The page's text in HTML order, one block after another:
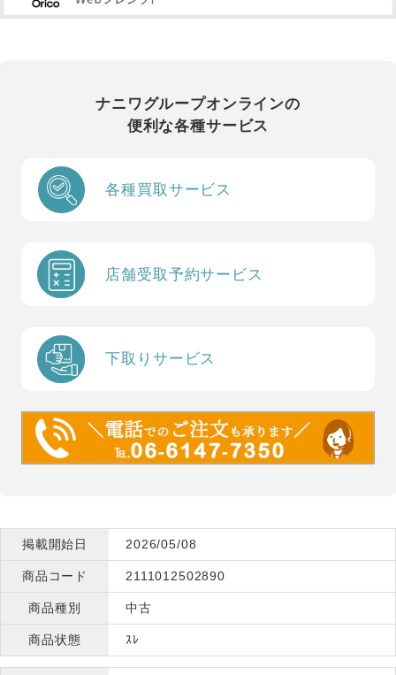
ナニワグループオンラインの
便利な各種サービス
各種買取サービス
店舗受取予約サービス
下取りサービス
掲載開始日 2026/05/08
商品コード 2111012502890
商品種別 中古
商品状態 ｽﾚ